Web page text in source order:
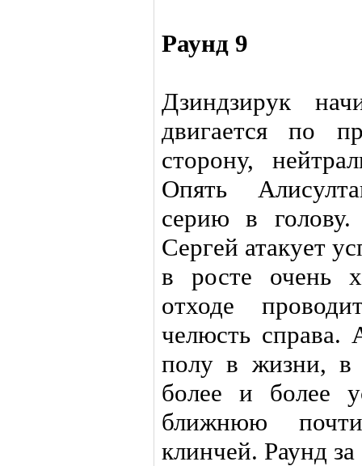
Раунд 9
Дзиндзирук
двигается по
сторону,
Опять
серию в голову.
Сергей атакует
в росте очень
отходе
челюсть
полу в жизни, в
более и более
ближнюю
клинчей. Раунд